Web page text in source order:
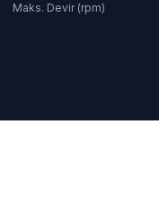
Maks. Devir (rpm)